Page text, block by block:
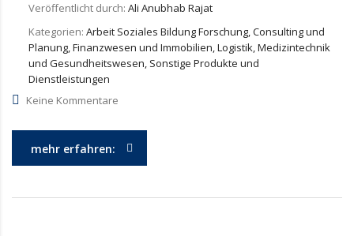
Veröffentlicht durch: Ali Anubhab Rajat
Kategorien: Arbeit Soziales Bildung Forschung, Consulting und
Planung, Finanzwesen und Immobilien, Logistik, Medizintechnik
und Gesundheitswesen, Sonstige Produkte und
Dienstleistungen
Keine Kommentare
mehr erfahren: